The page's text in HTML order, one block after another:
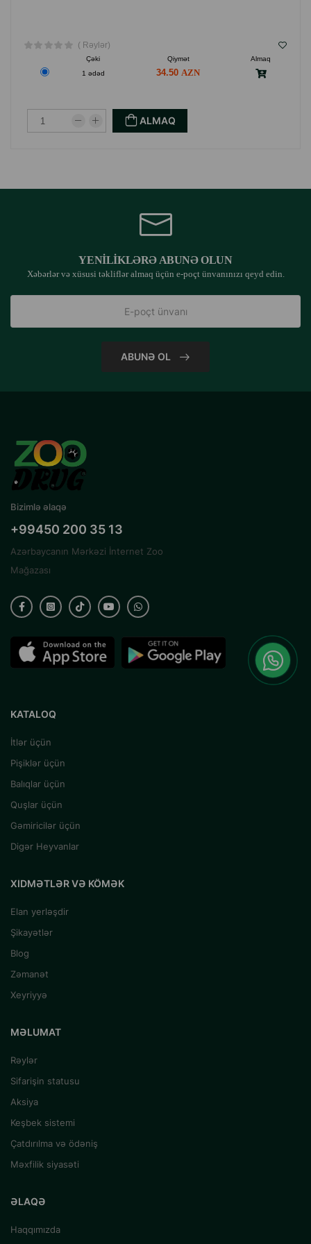
( Rəylər)
Çəki Qiymət
Almaq
1 ədəd
34.50
ALMAQ
YENILIKLƏRƏ ABUNƏ OLUN
Xəbərlər və xüsusi təkliflər almaq üçün e-poçt ünvanınızı qeyd edin.
ABUNƏ OL
Bizimlə əlaqə
+99450 200 35 13
Azərbaycanın Mərkəzi İnternet Zoo
Mağazası
KATALOQ
İtlər üçün
Pişiklər üçün
Balıqlar üçün
Quşlar üçün
Gəmiricilər üçün
Digər Heyvanlar
XIDMƏTLƏR VƏ KÖMƏK
Elan yerləşdir
Şikayətlər
Blog
Zəmanət
Xeyriyyə
MƏLUMAT
Rəylər
Sifarişin statusu
Aksiya
Keşbek sistemi
Çatdırılma və ödəniş
Məxfilik siyasəti
ƏLAQƏ
Haqqımızda